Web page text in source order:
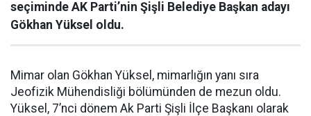
seçiminde AK Parti’nin Şişli Belediye Başkan adayı
Gökhan Yüksel oldu.
Mimar olan Gökhan Yüksel, mimarlığın yanı sıra
Jeofizik Mühendisliği bölümünden de mezun oldu.
Yüksel, 7’nci dönem Ak Parti Şişli İlçe Başkanı olarak